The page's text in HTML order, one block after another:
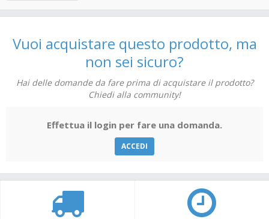
Vuoi acquistare questo prodotto, ma
non sei sicuro?
Hai delle domande da fare prima di acquistare il prodotto?
Chiedi alla community!
Effettua il login per fare una domanda.
ACCEDI